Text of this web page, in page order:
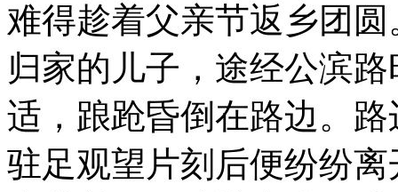
难得趁着父亲节返乡团
归家的儿子，途经公滨
适，踉跄昏倒在路边。
驻足观望片刻后便纷纷